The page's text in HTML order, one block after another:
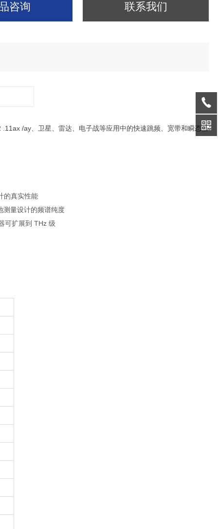
咨询 联系我们
/ay、卫星、雷达、电子战等应用中的快速跳频、宽带和瞬态信
的真实性能
测量设计的频谱纯度
可扩展到 THz 级